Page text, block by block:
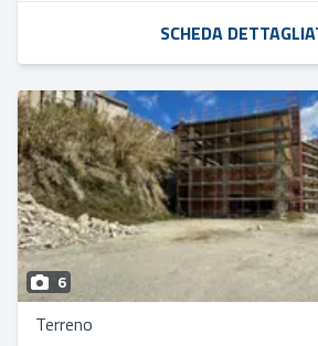
SCHEDA
6
Terreno